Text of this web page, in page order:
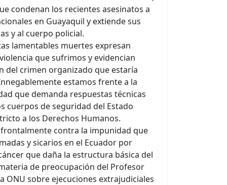
condenan los recientes asesinatos a
en Guayaquil y extiende sus
y al cuerpo policial.
lamentables muertes expresan
que sufrimos y evidencian
del crimen organizado que estaría
estamos frente a la
que demanda respuestas técnicas
cuerpos de seguridad del Estado
a los Derechos Humanos.
contra la impunidad que
y sicarios en el Ecuador por
que daña la estructura básica del
de preocupación del Profesor
ONU sobre ejecuciones extrajudiciales